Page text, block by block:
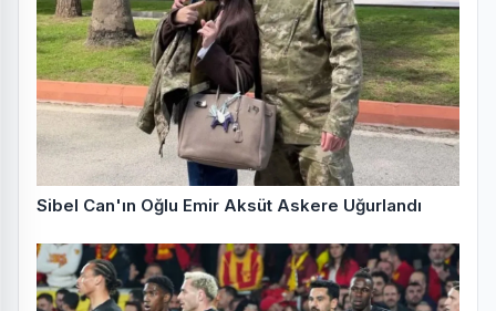
Sibel Can'ın Oğlu Emir Aksüt Askere Uğurlandı